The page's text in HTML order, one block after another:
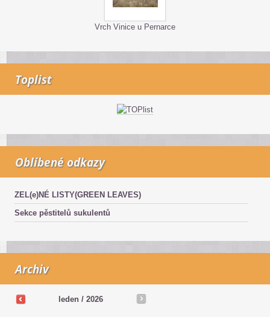
Vrch Vinice u Pernarce
Toplist
Oblíbené odkazy
ZEL(e)NÉ LISTY(GREEN LEAVES)
Sekce pěstitelů sukulentů
Archiv
leden / 2026